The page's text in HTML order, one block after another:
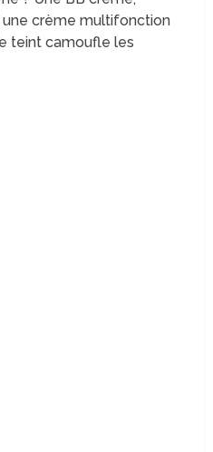
une crème multifonction
teint camoufle les